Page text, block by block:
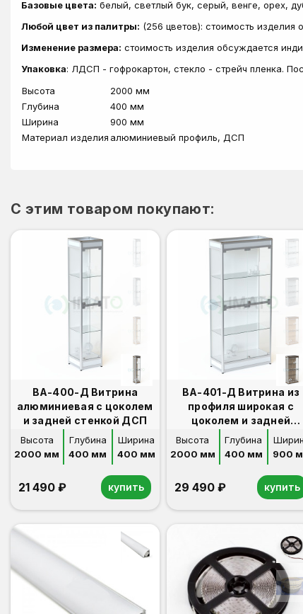
Базовые цвета: белый, светлый бук, серый, венге, орех,
Любой цвет из палитры: (256 цветов): стоимость изделия
Изменение размера: стоимость изделия обсуждается
Упаковка: ЛДСП - гофрокартон, стекло - стрейч пленка.
Высота
2000 мм
Глубина
400 мм
Ширина
900 мм
Материал изделия алюминиевый профиль, ДСП
C этим товаром покупают:
ВА-400-Д Витрина
алюминиевая с цоколем
и задней стенкой ДСП
Высота
2000 мм
Глубина
400 мм
Ширина
400 мм
21 490 ₽ купить
ВА-401-Д Витрина из
профиля широкая с
цоколем и задней
стенкой ДСП
Высота
2000 мм
Глубина
400 мм
900
29 490 ₽ купить